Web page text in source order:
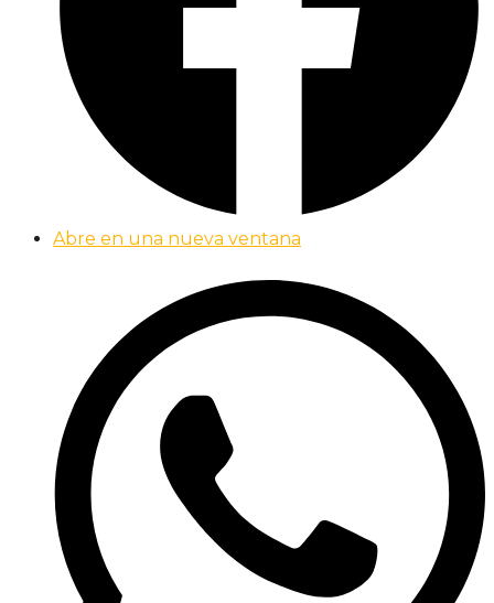
Abre en una nueva ventana